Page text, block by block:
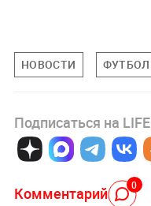
НОВОСТИ ФУТБОЛ
Подписаться на LIFE
Комментарий 0